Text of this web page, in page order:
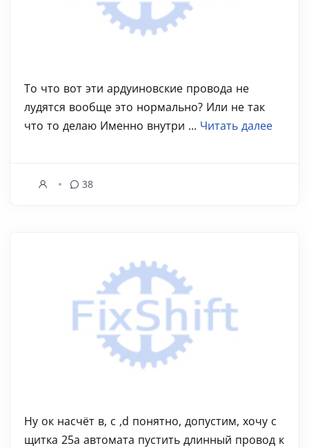
То что вот эти ардуиновские провода не
лудятся вообще это нормально? Или не так
что то делаю Именно внутри ... Читать далее
38
Ну ок насчёт в, с ,d понятно, допустим, хочу с
щитка 25а автомата пустить длинный провод к